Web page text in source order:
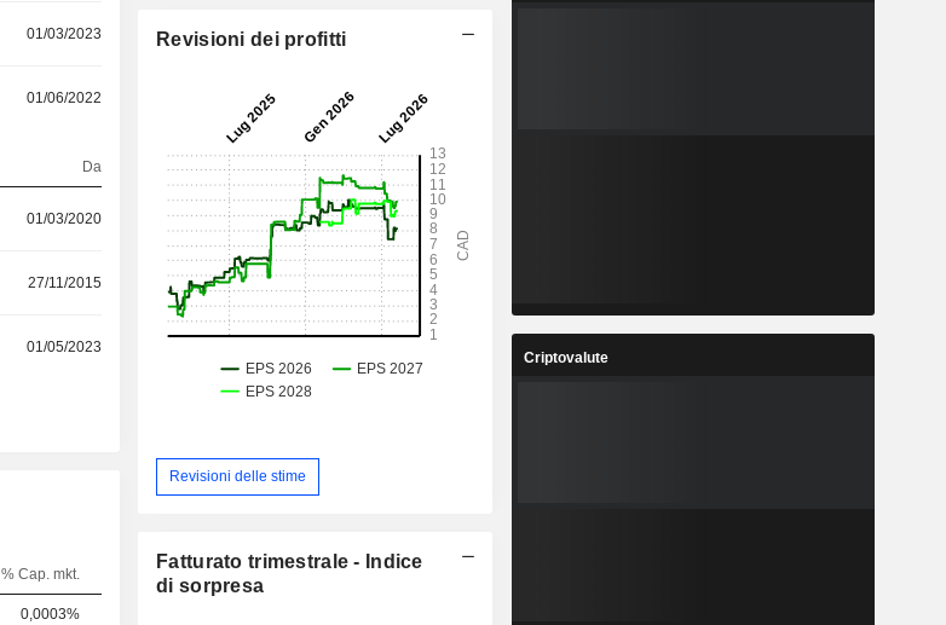
01/03/2023
01/06/2022
Da
01/03/2020
27/11/2015
01/05/2023
% Cap. mkt.
0,0003%
Revisioni dei profitti
Revisioni delle stime
Fatturato trimestrale - Indice
di sorpresa
Criptovalute